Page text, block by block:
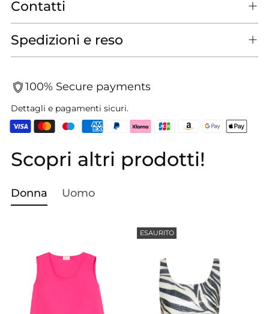
Contatti
Spedizioni e reso
100% Secure payments
Dettagli e pagamenti sicuri.
Aggiungere
un
al
Scopri altri prodotti!
Donna Uomo
ESAURITO